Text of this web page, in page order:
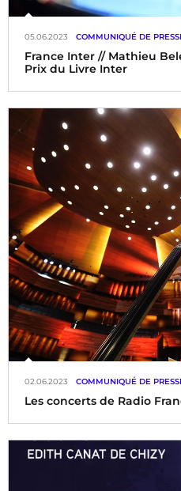
France Inter // Mathieu
Prix du Livre Inter
05.06.2023 COMMUNIQUÉ DE
Les concerts de Radio
02.06.2023 COMMUNIQUÉ DE